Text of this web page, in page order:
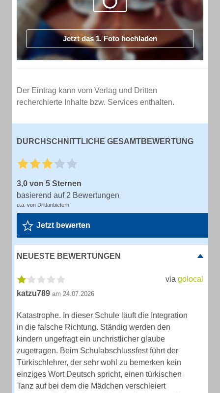
Jetzt das 1. Foto hochladen
Der Eintrag kann vom Verlag und Dritten
recherchierte Inhalte bzw. Services enthalten.
DURCHSCHNITTLICHE GESAMTBEWERTUNG
3,0 von 5 Sternen
basierend auf 2 Bewertungen
u.a. von Drittanbietern
Jetzt bewerten
NEUESTE BEWERTUNGEN
via golocal
katzu789 am 24.07.2026
Katastrophe. In dieser Schule läuft die Integration
in die falsche Richtung. Ständig werden den
kindern ungefragt ein unchristlicher glaube
zugetragen. Beim Schulabschlussfest führt der
Türkischlehrer, der sehr wohl zu bemerken kein
einziges Wort Deutsch spricht, einen türkischen
Tanz auf bei dem die Mädchen verschleiert